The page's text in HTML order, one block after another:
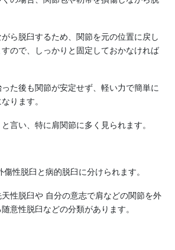
ら脱臼するため、関節を元の位置に戻し
ので、しっかりと固定しておかなければ
た後も関節が安定せず、軽い力で簡単に
ります。
言い、特に肩関節に多く見られます。
性脱臼と病的脱臼に分けられます。
性脱臼や 自分の意志で肩などの関節を外
意性脱臼などの分類があります。